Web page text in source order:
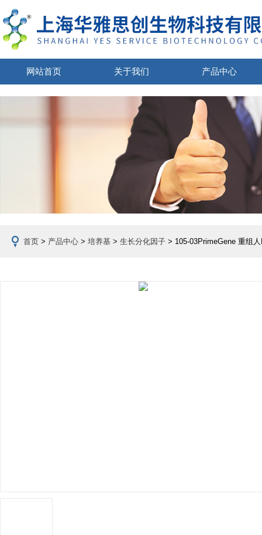
网站首页 关于我们 产品中心
首页 > 产品中心 > 培养基 > 生长分化因子 > 105-03PrimeGene 重组